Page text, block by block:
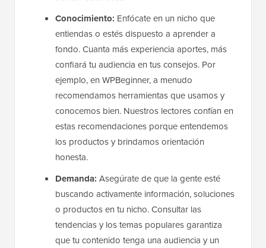
Conocimiento: Enfócate en un nicho que
entiendas o estés dispuesto a aprender a
fondo. Cuanta más experiencia aportes, más
confiará tu audiencia en tus consejos. Por
ejemplo, en WPBeginner, a menudo
recomendamos herramientas que usamos y
conocemos bien. Nuestros lectores confían en
estas recomendaciones porque entendemos
los productos y brindamos orientación
honesta.
Demanda: Asegúrate de que la gente esté
buscando activamente información, soluciones
o productos en tu nicho. Consultar las
tendencias y los temas populares garantiza
que tu contenido tenga una audiencia y un